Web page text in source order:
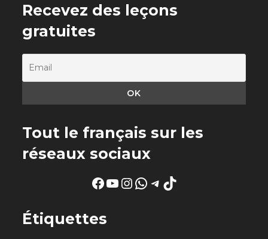
Recevez des leçons
gratuites
Tout le français sur les
réseaux sociaux
Facebook
YouTube
Instagram
WhatsApp
Telegram
TikTok
Étiquettes